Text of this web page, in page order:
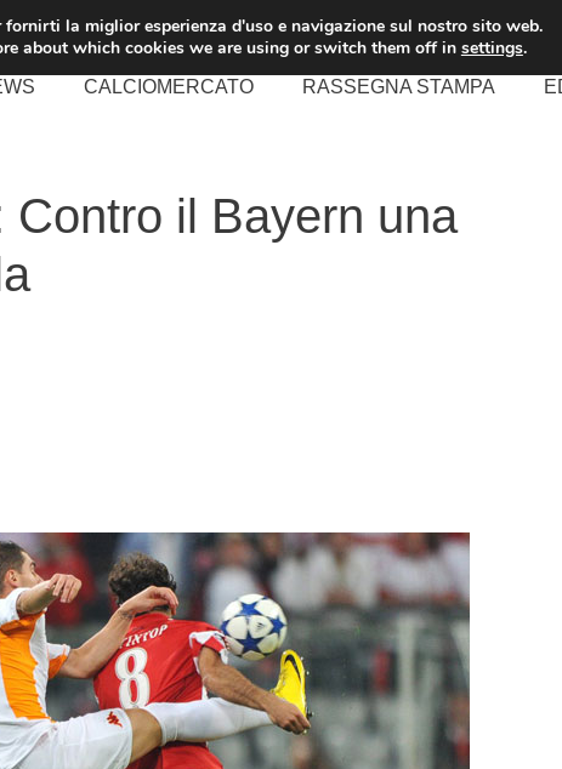
CALCIOMERCATO RASSEGNA STAMPA
il Bayern una
fornirti la miglior esperienza d'uso e navigazione sul nostro sito web.
about which cookies we are using or switch them off in settings.